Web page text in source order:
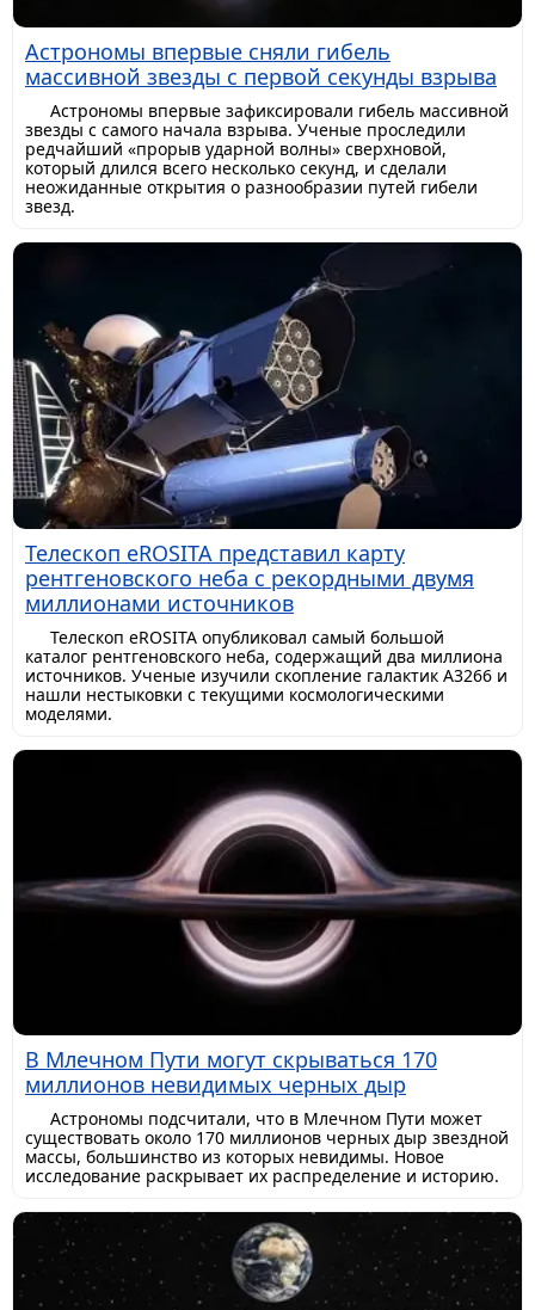
Астрономы впервые сняли гибель
массивной звезды с первой секунды взрыва
Астрономы впервые зафиксировали гибель массивной
звезды с самого начала взрыва. Ученые проследили
редчайший «прорыв ударной волны» сверхновой,
который длился всего несколько секунд, и сделали
неожиданные открытия о разнообразии путей гибели
звезд.
Телескоп eROSITA представил карту
рентгеновского неба с рекордными двумя
миллионами источников
Телескоп eROSITA опубликовал самый большой
каталог рентгеновского неба, содержащий два миллиона
источников. Ученые изучили скопление галактик A3266 и
нашли нестыковки с текущими космологическими
моделями.
В Млечном Пути могут скрываться 170
миллионов невидимых черных дыр
Астрономы подсчитали, что в Млечном Пути может
существовать около 170 миллионов черных дыр звездной
массы, большинство из которых невидимы. Новое
исследование раскрывает их распределение и историю.